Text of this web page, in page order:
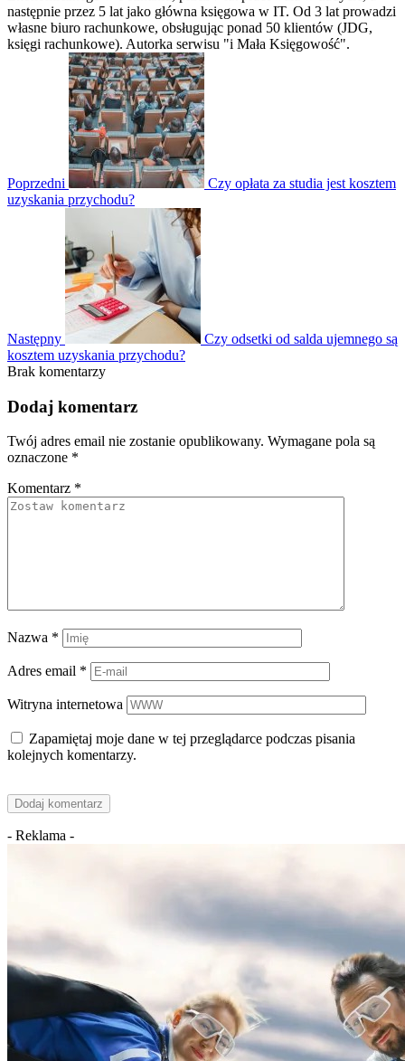
następnie przez 5 lat jako główna księgowa w IT. Od 3 lat prowadzi
własne biuro rachunkowe, obsługując ponad 50 klientów (JDG,
księgi rachunkowe). Autorka serwisu "i Mała Księgowość".
Poprzedni
Czy opłata za studia jest kosztem
uzyskania przychodu?
Następny
Czy odsetki od salda ujemnego są
kosztem uzyskania przychodu?
Brak komentarzy
Dodaj komentarz
Twój adres email nie zostanie opublikowany. Wymagane pola są
oznaczone *
Komentarz *
Nazwa *
Adres email *
Witryna internetowa
Zapamiętaj moje dane w tej przeglądarce podczas pisania
kolejnych komentarzy.
- Reklama -